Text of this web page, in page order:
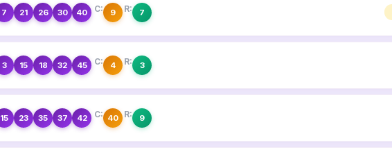
7 21 26 30 40 C: 9 R: 7
3 15 18 32 45 C: 4 R: 3
15 23 35 37 42 C: 40 R: 9